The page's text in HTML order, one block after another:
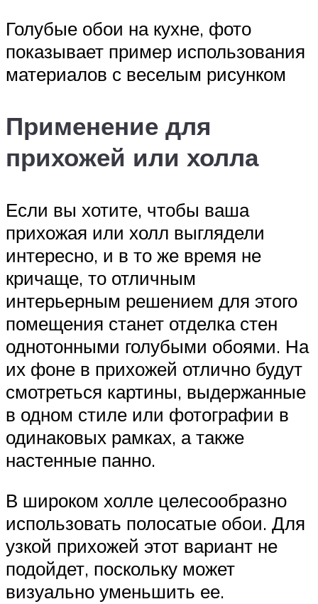
Голубые обои на кухне, фото
показывает пример использования
материалов с веселым рисунком
Применение для
прихожей или холла
Если вы хотите, чтобы ваша
прихожая или холл выглядели
интересно, и в то же время не
кричаще, то отличным
интерьерным решением для этого
помещения станет отделка стен
однотонными голубыми обоями. На
их фоне в прихожей отлично будут
смотреться картины, выдержанные
в одном стиле или фотографии в
одинаковых рамках, а также
настенные панно.
В широком холле целесообразно
использовать полосатые обои. Для
узкой прихожей этот вариант не
подойдет, поскольку может
визуально уменьшить ее.